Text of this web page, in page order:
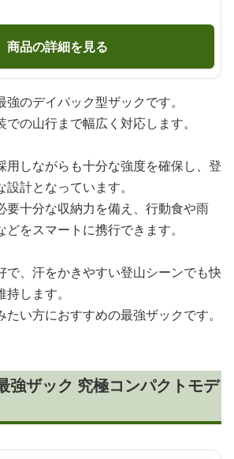
商品の詳細を見る
のデイパック型ザックです。
の山行まで幅広く対応します。
用しながらも十分な強度を確保し、登
計となっています。
要十分な収納力を備え、行動食や雨
をスマートに携行できます。
で、汗をかきやすい登山シーンでも快
します。
い方におすすめの最強ザックです。
強ザック 究極コンパクトモデ